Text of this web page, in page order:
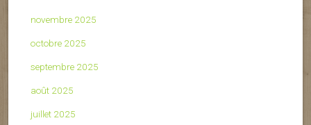
novembre 2025
octobre 2025
septembre 2025
août 2025
juillet 2025